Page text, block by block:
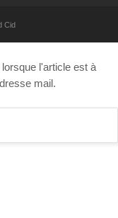
Cid
l'article est à
mail.